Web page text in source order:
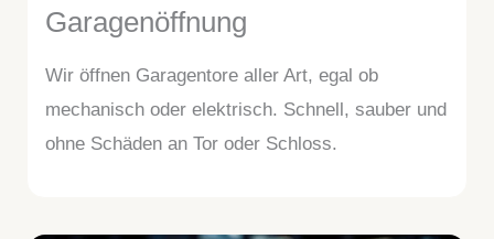
Garagenöffnung
Wir öffnen Garagentore aller Art, egal ob
mechanisch oder elektrisch. Schnell, sauber und
ohne Schäden an Tor oder Schloss.